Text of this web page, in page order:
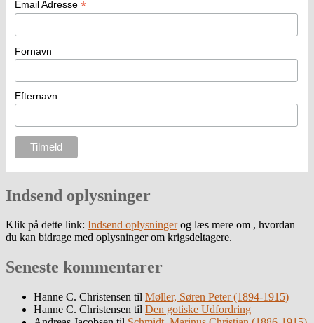
Email Adresse *
Fornavn
Efternavn
Indsend oplysninger
Klik på dette link: Indsend oplysningerog læs mere om , hvordan
du kan bidrage med oplysninger om krigsdeltagere.
Seneste kommentarer
Hanne C. Christensen til Møller, Søren Peter (1894-1915)
Hanne C. Christensen til Den gotiske Udfordring